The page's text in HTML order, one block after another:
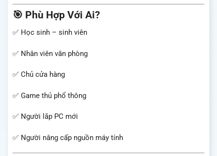
🎯 Phù Hợp Với Ai?
✅ Học sinh – sinh viên
✅ Nhân viên văn phòng
✅ Chủ cửa hàng
✅ Game thủ phổ thông
✅ Người lắp PC mới
✅ Người nâng cấp nguồn máy tính